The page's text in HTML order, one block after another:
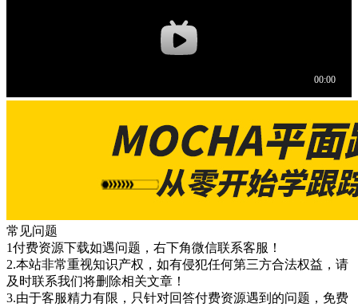
常见问题
1付费资源下载如遇问题，右下角微信联系客服！
2.本站非常重视知识产权，如有侵犯任何第三方合法权益，请
及时联系我们将删除相关文章！
3.由于客服精力有限，只针对回答付费资源遇到的问题，免费